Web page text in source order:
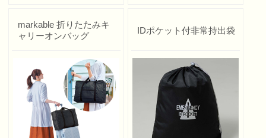
markable 折りたたみキ
ャリーオンバッグ
IDポケット付非常持出袋